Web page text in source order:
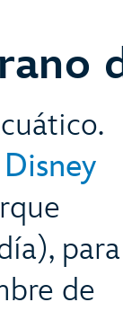
para
de